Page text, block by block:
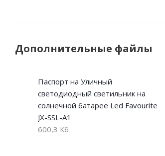
Дополнительные файлы
Паспорт на Уличный
светодиодный светильник на
солнечной батарее Led Favourite
JX-SSL-A1
600,3 Кб